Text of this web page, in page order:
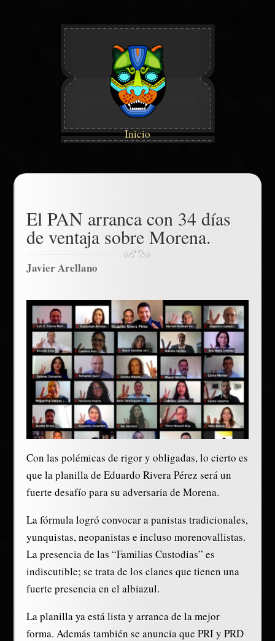
Inicio
El PAN arranca con 34 días
de ventaja sobre Morena.
Javier Arellano
Con las polémicas de rigor y obligadas, lo cierto es
que la planilla de Eduardo Rivera Pérez será un
fuerte desafío para su adversaria de Morena.
La fórmula logró convocar a panistas tradicionales,
yunquistas, neopanistas e incluso morenovallistas.
La presencia de las “Familias Custodias” es
indiscutible; se trata de los clanes que tienen una
fuerte presencia en el albiazul.
La planilla ya está lista y arranca de la mejor
forma. Además también se anuncia que PRI y PRD